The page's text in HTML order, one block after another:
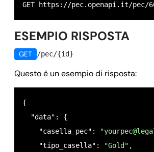
  "error":
null
}
    "callback": {
      "url":
"https://
      "field":
"data",
      "method":
      "data": {}
    },
    "dominio":
"legalmail.it",
    "owner":
    "timestamp": {
      "registrazione":
      "ultima_modifica":
GET https://pec.openapi.it/pec/
ESEMPIO RISPOSTA
GET /pec/{id}
Questo è un esempio di risposta:
{
  "data": {
    "casella_pec":
"
    "tipo_casella":
"Gold",